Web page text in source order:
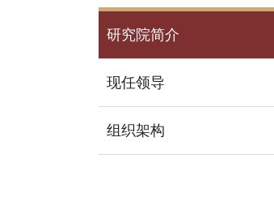
研究院简介
现任领导
组织架构